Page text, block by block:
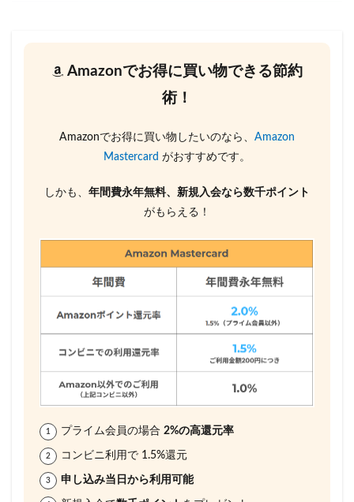
Amazonでお得に買い物できる節約
術！
Amazonでお得に買い物したいのなら、 Amazon
Mastercard がおすすめです。
しかも、 年間費永年無料、新規入会なら数千ポイント
がもらえる！
プライム会員の場合 2%の高還元率
コンビニ利用で 1.5%還元
申し込み当日から利用可能